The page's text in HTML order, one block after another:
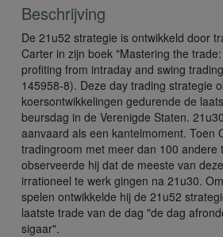
Beschrijving
De 21u52 strategie is ontwikkeld door
Carter in zijn boek "Mastering the
profiting from intraday and swing
145958-8). Deze day trading strategie
koersontwikkelingen gedurende de
beursdag in de Verenigde Staten.
aanvaard als een kantelmoment. Toen
tradingroom met meer dan 100 andere
observeerde hij dat de meeste van
irrationeel te werk gingen na 21u30.
spelen ontwikkelde hij de 21u52
laatste trade van de dag "de dag
sigaar".